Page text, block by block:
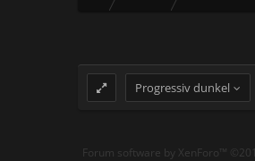
Progressiv dunkel
Forum software by XenForo™